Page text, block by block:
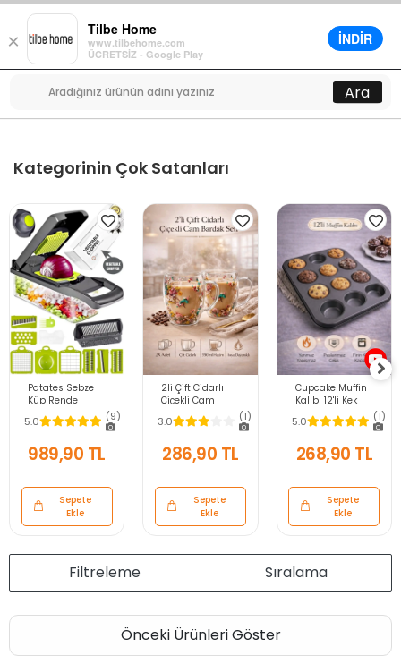
×
Tilbe Home
www.tilbehome.com
ÜCRETSİZ - Google Play
İNDİR
Menü
0
Ara
Kategorinin Çok Satanları
Patates Sebze
Küp Rende
Doğrayıcı Dicer
Mandolin
Kesici Vegetable
Chopper Seti
5.0 (9)
989,90 TL
Sepete
Ekle
2li Çift Cidarlı
Çiçekli Cam
Bardak Kulplu
250ml
Flower Meşrubat El
Yapımı Kahve
3.0 (1)
286,90 TL
Sepete
Ekle
Cupcake Muffin
Kalıbı 12'li Kek
Yanmaz Kurabiye
Kalıbı Fırın Çörek
Paslanmaz Siyah
5.0 (1)
268,90 TL
Sepete
Ekle
Filtreleme Sıralama
Önceki Ürünleri Göster